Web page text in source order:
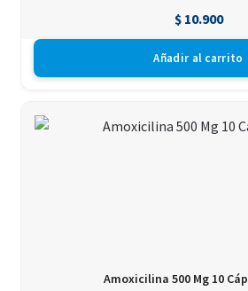
$10.900
Añadir al carrito
Amoxicilina 500 Mg 10